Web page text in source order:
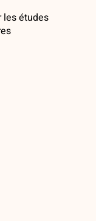
les études